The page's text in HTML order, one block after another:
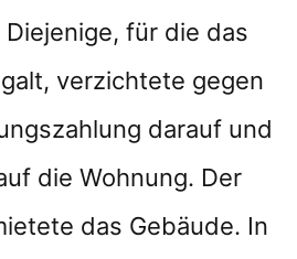
für die das
verzichtete gegen
darauf und
die Wohnung. Der
das Gebäude. In